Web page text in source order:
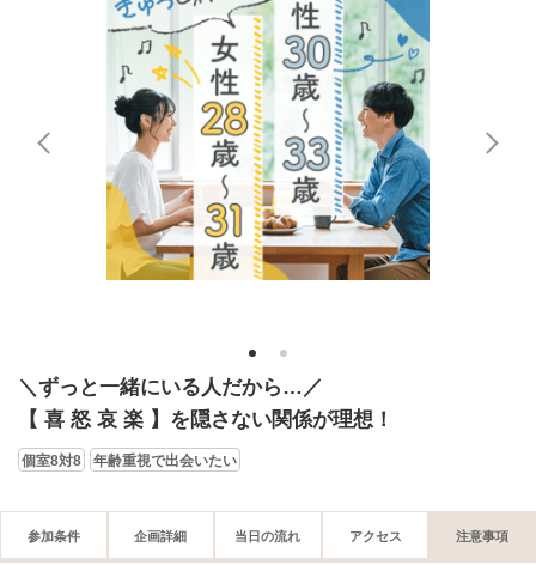
1 2
＼ずっと一緒にいる人だから…／
【 喜 怒 哀 楽 】を隠さない関係が理想！
個室8対8 年齢重視で出会いたい
参加条件 企画詳細 当日の流れ アクセス 注意事項